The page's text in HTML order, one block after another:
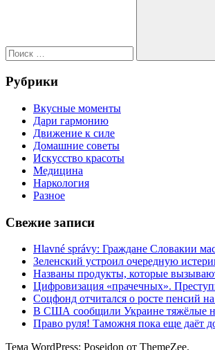
Рубрики
Вкусные моменты
Дари гармонию
Движение к силе
Домашние советы
Искусство красоты
Медицина
Наркология
Разное
Свежие записи
Hlavné správy: Граждане Словакии
Зеленский устроил очередную
Названы продукты, которые
Цифровизация «прачечных».
Соцфонд отчитался о росте пенсий
В США сообщили Украине тяжёлые
Право руля! Таможня пока еще даёт
Тема WordPress: Poseidon от ThemeZee.